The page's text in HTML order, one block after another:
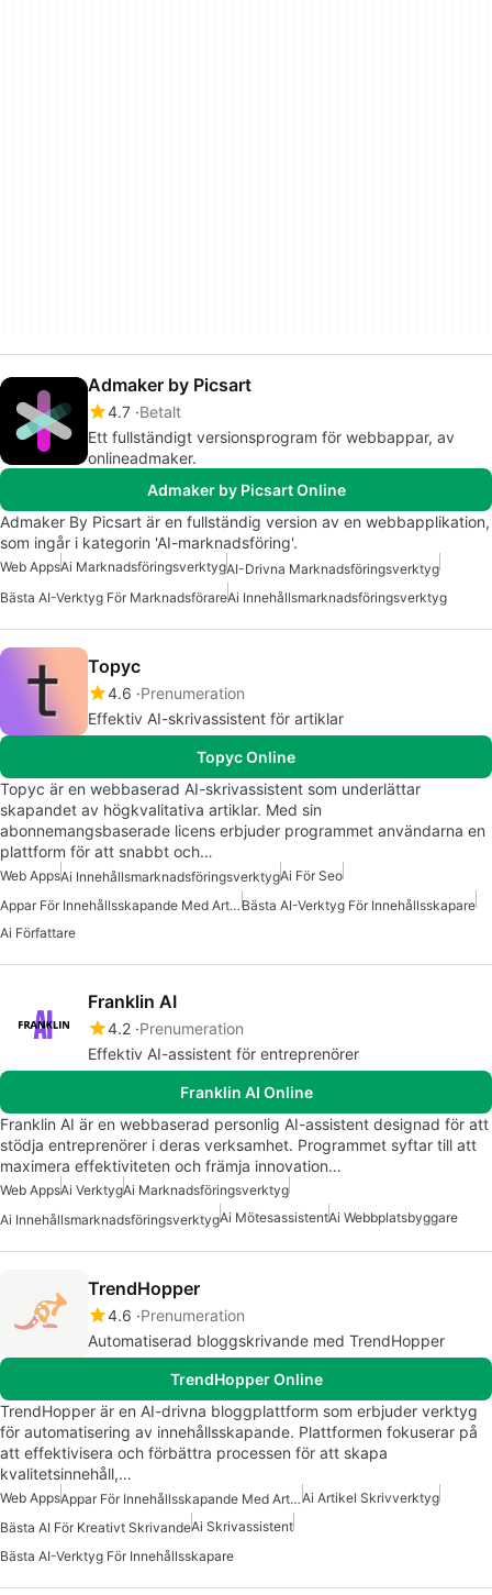
Admaker by Picsart
4.7 Betalt
Ett fullständigt versionsprogram för webbappar, av
onlineadmaker.
Admaker by Picsart Online
Admaker By Picsart är en fullständig version av en webbapplikation,
som ingår i kategorin 'AI-marknadsföring'.
Web AppsAi MarknadsföringsverktygAI-Drivna Marknadsföringsverktyg
Bästa AI-Verktyg För MarknadsförareAi Innehållsmarknadsföringsverktyg
Topyc
4.6 Prenumeration
Effektiv AI-skrivassistent för artiklar
Topyc Online
Topyc är en webbaserad AI-skrivassistent som underlättar
skapandet av högkvalitativa artiklar. Med sin
abonnemangsbaserade licens erbjuder programmet användarna en
plattform för att snabbt och…
Web AppsAi InnehållsmarknadsföringsverktygAi För Seo
Appar För Innehållsskapande Med Artificiell IntelligensBästa AI-Verktyg För Innehållsskapare
Ai Författare
Franklin AI
4.2 Prenumeration
Effektiv AI-assistent för entreprenörer
Franklin AI Online
Franklin AI är en webbaserad personlig AI-assistent designad för att
stödja entreprenörer i deras verksamhet. Programmet syftar till att
maximera effektiviteten och främja innovation…
Web AppsAi VerktygAi Marknadsföringsverktyg
Ai InnehållsmarknadsföringsverktygAi MötesassistentAi Webbplatsbyggare
TrendHopper
4.6 Prenumeration
Automatiserad bloggskrivande med TrendHopper
TrendHopper Online
TrendHopper är en AI-drivna bloggplattform som erbjuder verktyg
för automatisering av innehållsskapande. Plattformen fokuserar på
att effektivisera och förbättra processen för att skapa
kvalitetsinnehåll,…
Web Apps Appar För Innehållsskapande Med Artificiell Intelligens Ai Artikel Skrivverktyg
Bästa AI För Kreativt SkrivandeAi Skrivassistent
Bästa AI-Verktyg För Innehållsskapare